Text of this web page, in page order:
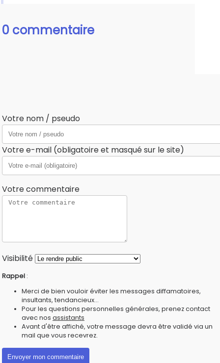
0 commentaire
Votre nom / pseudo
Votre e-mail (obligatoire et masqué sur le site)
Votre commentaire
Visibilité
Rappel :
Merci de bien vouloir éviter les messages diffamatoires,
insultants, tendancieux...
Pour les questions personnelles générales, prenez contact
avec nos assistants
Avant d'être affiché, votre message devra être validé via un
mail que vous recevrez.